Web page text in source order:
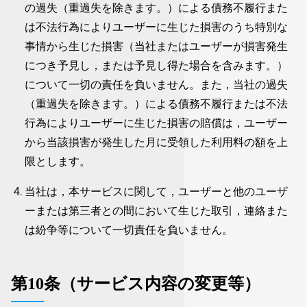
の過失（重過失を除きます。）による債務不履行また
は不法行為によりユーザーに生じた損害のうち特別な
事情から生じた損害（当社またはユーザーが損害発生
につき予見し，または予見し得た場合を含みます。）
について一切の責任を負いません。また，当社の過失
（重過失を除きます。）による債務不履行または不法
行為によりユーザーに生じた損害の賠償は，ユーザー
から当該損害が発生した月に受領した利用料の額を上
限とします。
当社は，本サービスに関して，ユーザーと他のユーザ
ーまたは第三者との間において生じた取引，連絡また
は紛争等について一切責任を負いません。
第10条（サービス内容の変更等）